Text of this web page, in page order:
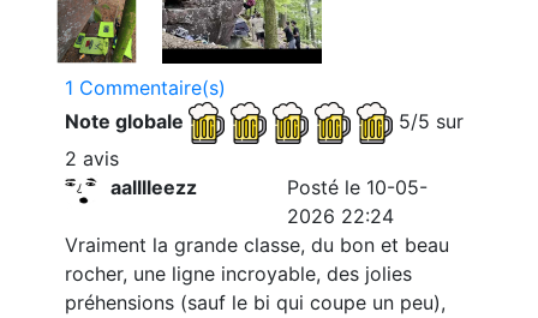
1 Commentaire(s)
Note globale
5/5 sur
2 avis
aalllleezz
Posté le 10-05-
2026 22:24
Vraiment la grande classe, du bon et beau
rocher, une ligne incroyable, des jolies
préhensions (sauf le bi qui coupe un peu),